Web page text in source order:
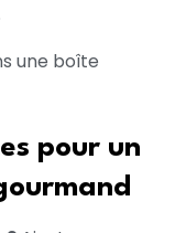
une boîte
pour un